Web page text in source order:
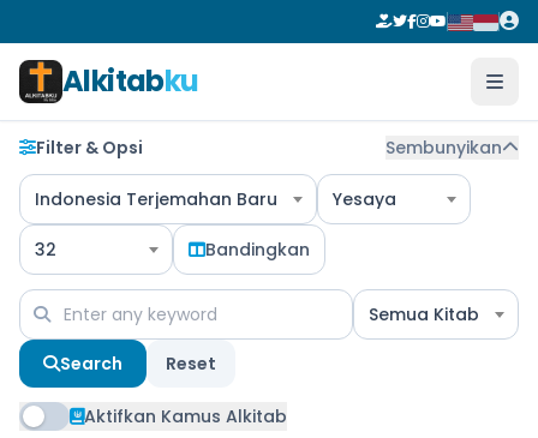
Alkitabku
Filter & Opsi Sembunyikan
Indonesia Terjemahan Baru Yesaya
32 Bandingkan
Semua Kitab
Search Reset
Aktifkan Kamus Alkitab